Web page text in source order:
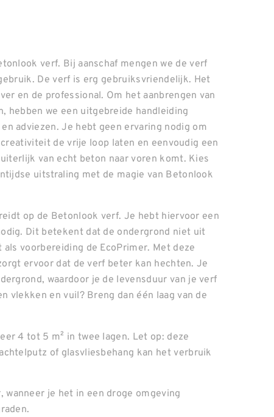
verf. Bij aanschaf mengen we de verf
De verf is erg gebruiksvriendelijk. Het
en de professional. Om het aanbrengen van
hebben we een uitgebreide handleiding
adviezen. Je hebt geen ervaring nodig om
de vrije loop laten en eenvoudig een
van echt beton naar voren komt. Kies
uitstraling met de magie van Betonlook
op de Betonlook verf. Je hebt hiervoor een
Dit betekent dat de ondergrond niet uit
voorbereiding de EcoPrimer. Met deze
ervoor dat de verf beter kan hechten. Je
waardoor je de levensduur van je verf
vlekken en vuil? Breng dan één laag van de
4 tot 5 m² in twee lagen. Let op: deze
of glasvliesbehang kan het verbruik
je het in een droge omgeving